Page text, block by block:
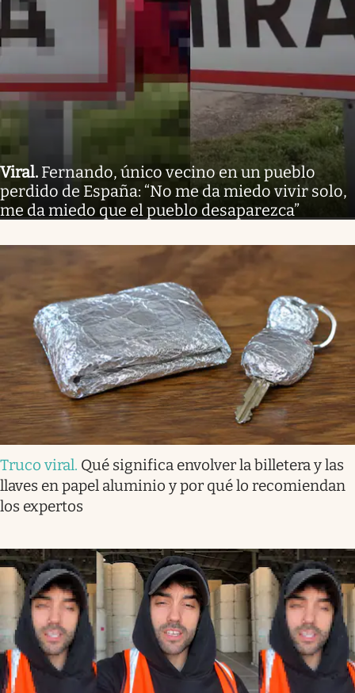
Viral. Fernando, único vecino en un pueblo
perdido de España: “No me da miedo vivir solo,
me da miedo que el pueblo desaparezca”
Truco viral. Qué significa envolver la billetera y las
llaves en papel aluminio y por qué lo recomiendan
los expertos